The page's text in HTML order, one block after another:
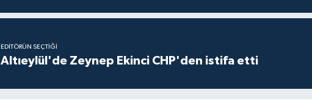
EDITÖRÜN SEÇTIĞI
Altıeylül'de Zeynep Ekinci CHP'den istifa etti